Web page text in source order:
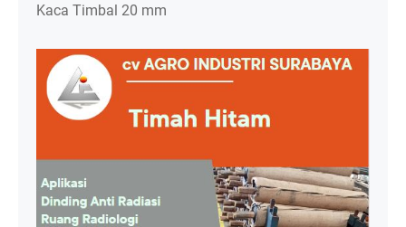
Kaca Timbal 20 mm